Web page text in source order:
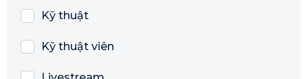
Kỹ thuật
Kỹ thuật viên